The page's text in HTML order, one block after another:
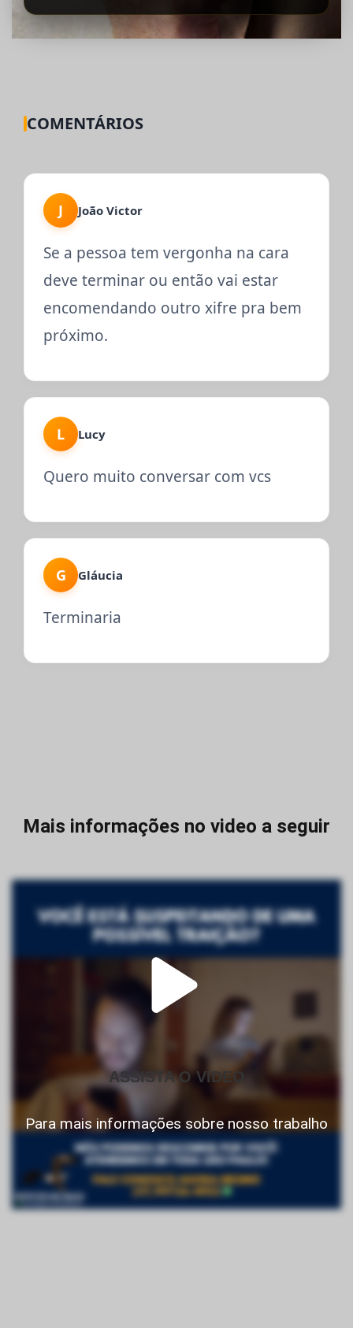
COMENTÁRIOS
J João Victor
Se a pessoa tem vergonha na cara
deve terminar ou então vai estar
encomendando outro xifre pra bem
próximo.
L Lucy
Quero muito conversar com vcs
G Gláucia
Terminaria
Mais informações no video a seguir
ASSISTA O VIDEO
Para mais informações sobre nosso trabalho